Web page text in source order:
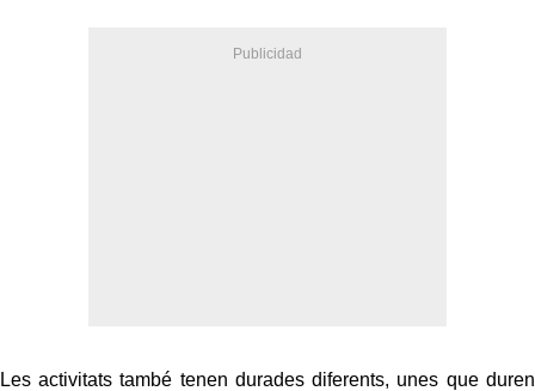
Les activitats també tenen durades diferents, unes que duren